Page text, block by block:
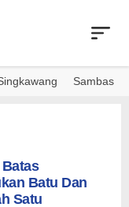
Sambas
Batu Dan
Satu